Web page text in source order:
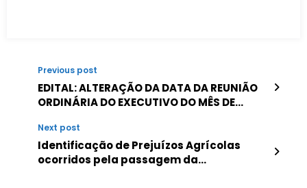
Previous post
EDITAL: ALTERAÇÃO DA DATA DA REUNIÃO
ORDINÁRIA DO EXECUTIVO DO MÊS DE
Next post
Identificação de Prejuízos Agrícolas
ocorridos pela passagem da